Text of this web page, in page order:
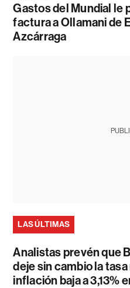
Gastos del Mundial le
factura a Ollamani de
Azcárraga
LAS ÚLTIMAS
Analistas prevén que
deje sin cambio la
inflación baja a 3,13%